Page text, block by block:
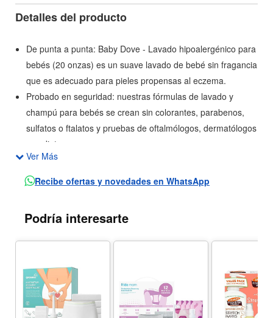
Detalles del producto
De punta a punta: Baby Dove - Lavado hipoalergénico para
bebés (20 onzas) es un suave lavado de bebé sin fragancia
que es adecuado para pieles propensas al eczema.
Probado en seguridad: nuestras fórmulas de lavado y
champú para bebés se crean sin colorantes, parabenos,
sulfatos o ftalatos y pruebas de oftalmólogos, dermatólogos
y pediatras.
Lavado nutritivo para bebés: fabricado con nutrientes 100%
naturales para la piel, que son nutrientes idénticos a los
Limpia suavemente: la espuma rica y cremosa de este
delicado lavado de bebé deja la piel del bebé limpia, suave
Cuidado hipoalergénico de la piel: lo suficientemente suave
para el primer baño del recién nacido, nuestro lavado para
bebés hipoalergénico y sin desgarros ayuda a eliminar el
Ver Más
Recibe ofertas y novedades en WhatsApp
Podría interesarte